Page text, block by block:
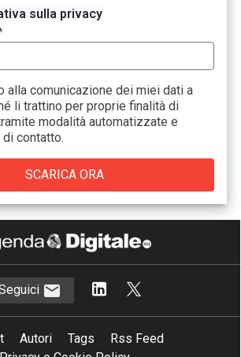
sulla privacy
alla comunicazione dei miei dati a
li trattino per proprie finalità di
modalità automatizzate e
contatto.
Autori Tags
Rss Feed